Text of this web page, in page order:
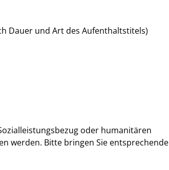
Dauer und Art des Aufenthaltstitels)
oder humanitären
werden. Bitte bringen Sie entsprechende